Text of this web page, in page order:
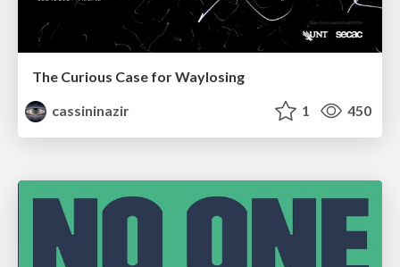
The Curious Case for Waylosing
cassininazir
1 450